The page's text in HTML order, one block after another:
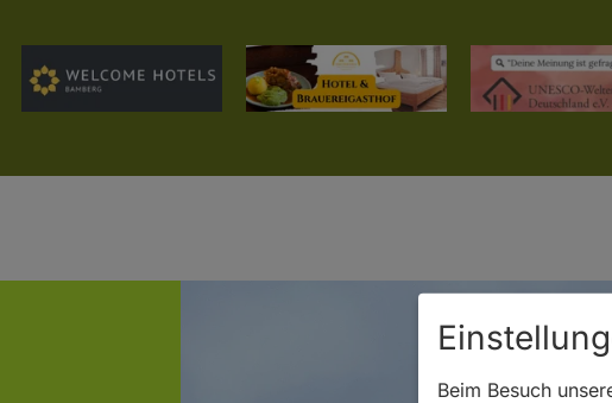
Beim Besuch